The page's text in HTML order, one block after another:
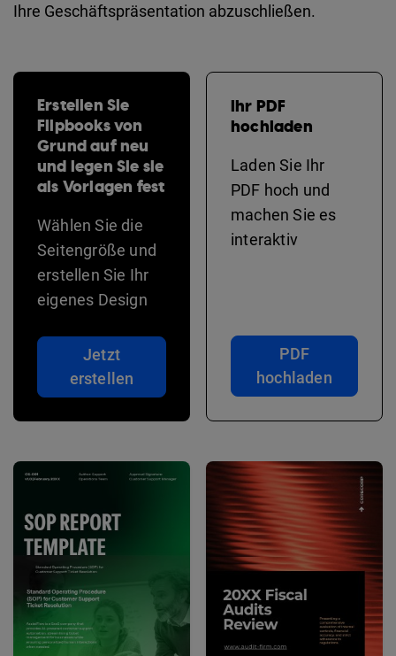
Ihre Geschäftspräsentation abzuschließen.
Erstellen Sie
Flipbooks von
Grund auf neu
und legen Sie sie
als Vorlagen fest
Wählen Sie die
Seitengröße und
erstellen Sie Ihr
eigenes Design
Jetzt
erstellen
Ihr PDF
hochladen
Laden Sie Ihr
PDF hoch und
machen Sie es
interaktiv
PDF
hochladen